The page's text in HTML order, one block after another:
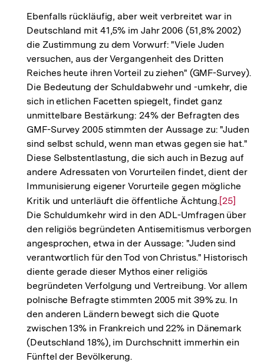
Ebenfalls rückläufig, aber weit verbreitet war in
Deutschland mit 41,5% im Jahr 2006 (51,8% 2002)
die Zustimmung zu dem Vorwurf: "Viele Juden
versuchen, aus der Vergangenheit des Dritten
Reiches heute ihren Vorteil zu ziehen" (GMF-Survey).
Die Bedeutung der Schuldabwehr und -umkehr, die
sich in etlichen Facetten spiegelt, findet ganz
unmittelbare Bestärkung: 24% der Befragten des
GMF-Survey 2005 stimmten der Aussage zu: "Juden
sind selbst schuld, wenn man etwas gegen sie hat."
Diese Selbstentlastung, die sich auch in Bezug auf
andere Adressaten von Vorurteilen findet, dient der
Immunisierung eigener Vorurteile gegen mögliche
Kritik und unterläuft die öffentliche Ächtung.Zur
Auflösung
der
Fußnote
[25]
Die Schuldumkehr wird in den ADL-Umfragen über
den religiös begründeten Antisemitismus verborgen
angesprochen, etwa in der Aussage: "Juden sind
verantwortlich für den Tod von Christus." Historisch
diente gerade dieser Mythos einer religiös
begründeten Verfolgung und Vertreibung. Vor allem
polnische Befragte stimmten 2005 mit 39% zu. In
den anderen Ländern bewegt sich die Quote
zwischen 13% in Frankreich und 22% in Dänemark
(Deutschland 18%), im Durchschnitt immerhin ein
Fünftel der Bevölkerung.